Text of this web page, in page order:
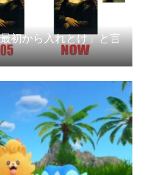
初から入れとけ」と言